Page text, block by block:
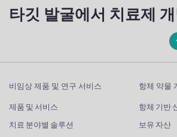
타깃 발굴에서 치료제
비임상 제품 및 연구 서비스
제품 및 서비스
치료 분야별 솔루션
항체 약물
항체 기반
보유 자산